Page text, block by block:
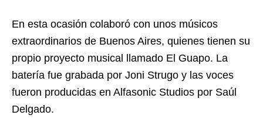
En esta ocasión colaboró con unos músicos
extraordinarios de Buenos Aires, quienes tienen su
propio proyecto musical llamado El Guapo. La
batería fue grabada por Joni Strugo y las voces
fueron producidas en Alfasonic Studios por Saúl
Delgado.